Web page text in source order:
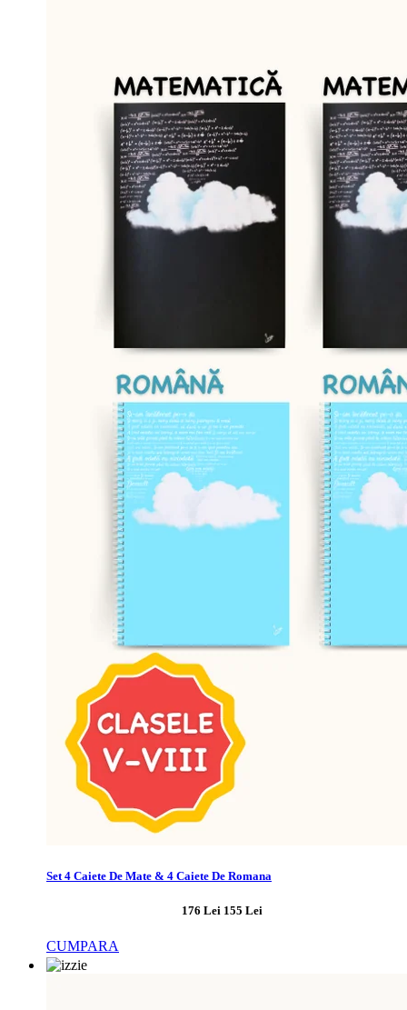
Set 4 Caiete De Mate & 4 Caiete De Romana
176 Lei155 Lei
CUMPARA